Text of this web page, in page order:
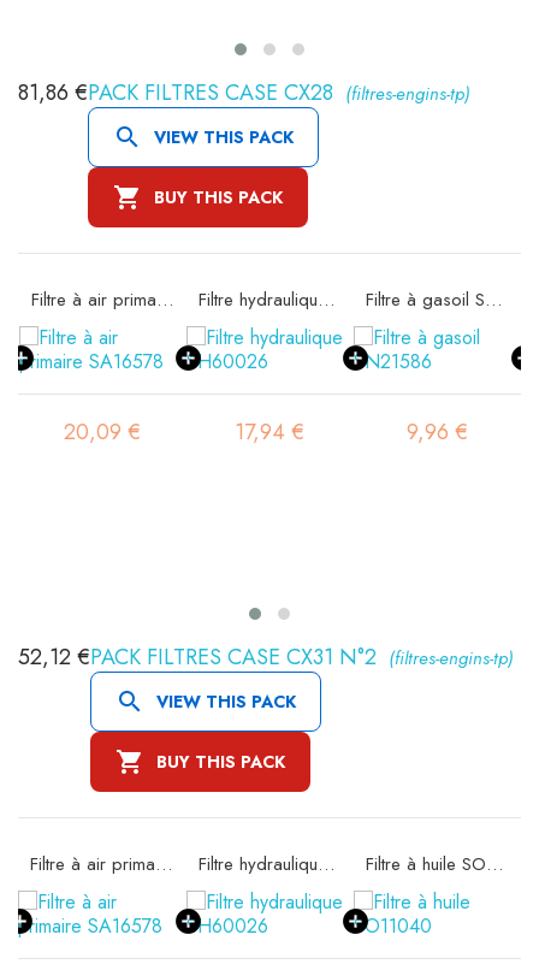
PACK FILTRES CASE CX28 (filtres-engins-tp)
 VIEW THIS PACK
 BUY THIS PACK
81,86 €
Filtre à air primaire SA16578
20,09 €
Filtre hydraulique SH60026
17,94 €
Filtre à gasoil SN21586
9,96 €
PACK FILTRES CASE CX31 N°2 (filtres-engins-tp)
 VIEW THIS PACK
 BUY THIS PACK
52,12 €
Filtre à air primaire SA16578 Filtre hydraulique SH60026 Filtre à huile SO11040